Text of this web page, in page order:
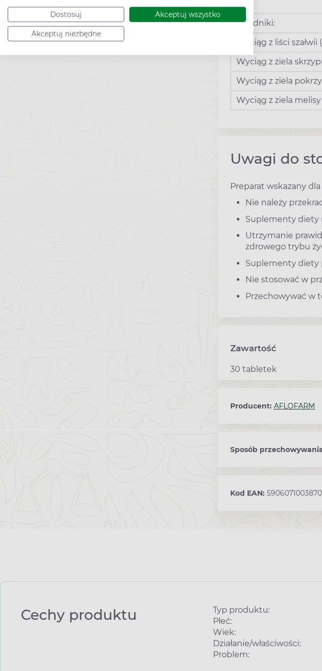
Dostosuj Akceptuj wszystko
Akceptuj niezbędne
Składniki:
Wyciąg z liści
Wyciąg z ziela
Wyciąg z ziela
Wyciąg z ziela
Uwagi do
Preparat wskazany
Nie należy
Suplementy diety
Utrzymanie
zdrowego trybu
Suplementy diety
Nie stosować w
Przechowywać w
Zawartość
30 tabletek
Producent: AFLOFARM
Sposób
Kod EAN: 5906071003870
Cechy produktu Typ produktu:
Płeć:
Wiek:
Działanie/właściwości:
Problem: